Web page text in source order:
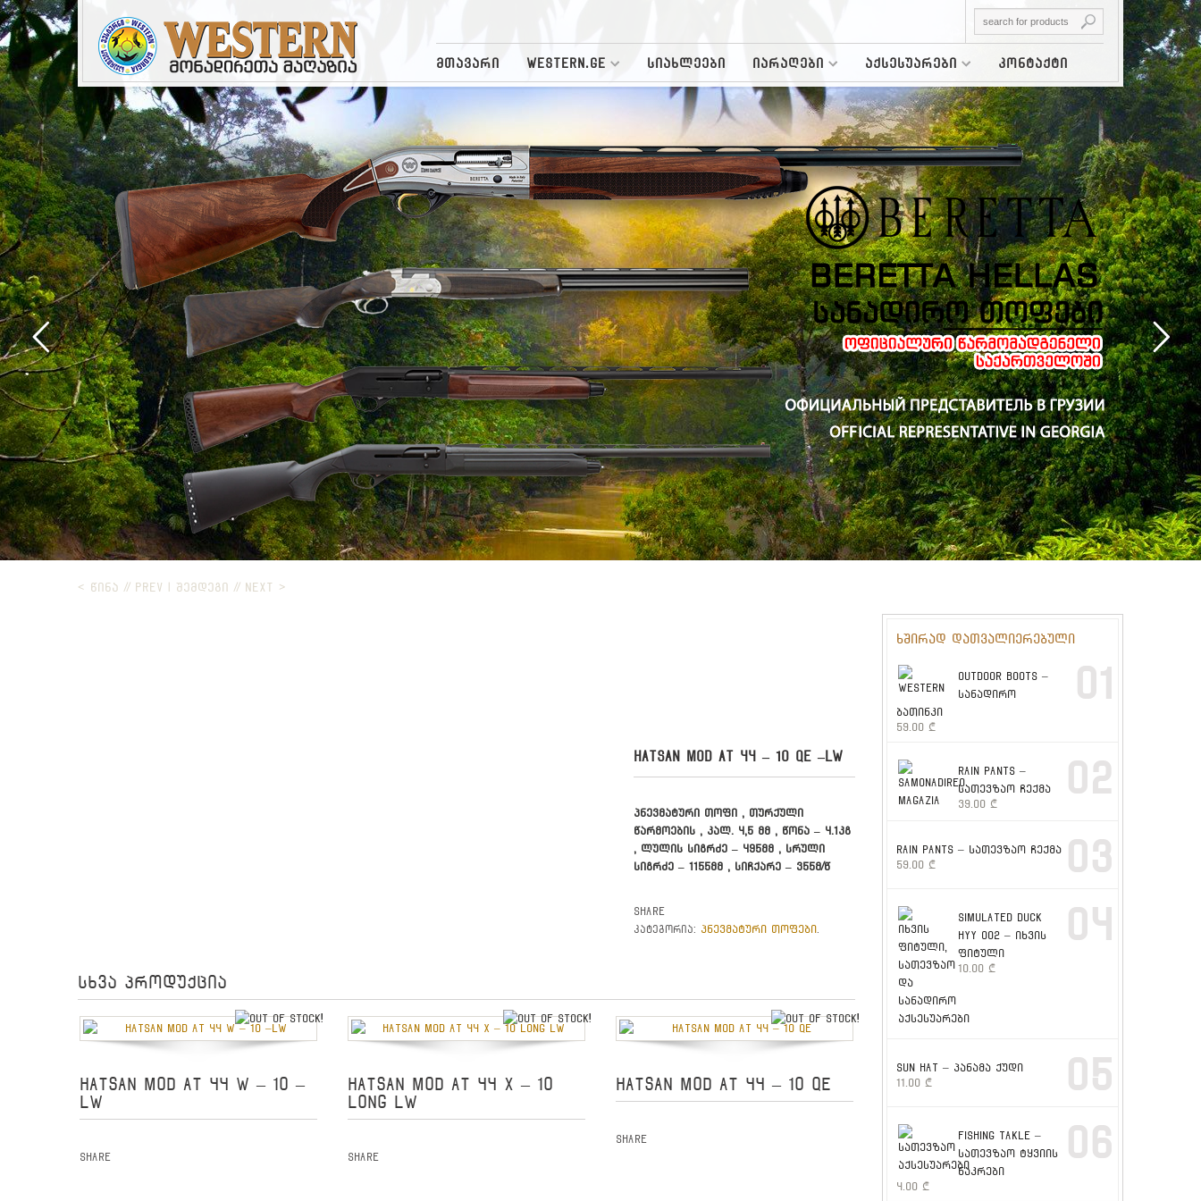
მთავარი WESTERN.GE სიახლეები იარაღები აქსესუარები კონტაქტი
< ᲬᲘᲜᲐ // PREV ᲨᲔᲛᲓᲔᲒᲘ // NEXT >
HATSAN MOD AT 44 – 10 QE –LW
პნევმატური თოფი , თურქული
წარმოების , კალ. 4,5 მმ , წონა – 4.1კგ
, ლულის სიგრძე – 495მმ , სრული
სიგრძე – 1155მმ , სიჩქარე – 355მ/წ
Share
კატეგორია: პნევმატური თოფები
სხვა პროდუქცია
out of stock
HATSAN MOD AT 44 W – 10 –
LW
Share
out of stock
HATSAN MOD AT 44 X – 10
LONG LW
Share
out of stock
HATSAN MOD AT 44 – 10 QE
Share
ხშირად დათვალიერებული
OUTDOOR BOOTS –
სანადირო
ბათინკი
59.00 ₾
01
RAIN PANTS –
სათევზაო ჩექმა
39.00 ₾
02
RAIN PANTS – სათევზაო ჩექმა
59.00 ₾ 03
SIMULATED DUCK
HYY 002 – იხვის
ფიტული
10.00 ₾
04
SUN HAT – პანამა ქუდი
11.00 ₾ 05
FISHING TAKLE –
სათევზაო ტყვიის
ნაკრები
4.00 ₾
06